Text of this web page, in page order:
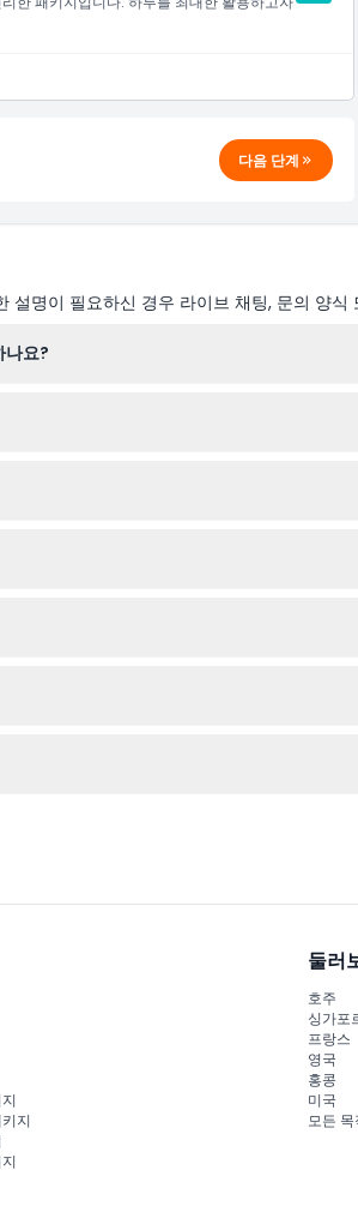
다음 단계
설명이 필요하신 경우 라이브 채팅, 문의 양
나요?
지
둘러
호주
싱가포
프랑스
영국
홍콩
미국
모든 목